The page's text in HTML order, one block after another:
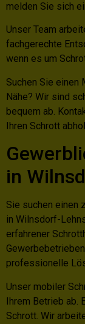
melden Sie sich
Unser Team
fachgerechte
wenn es um
Suchen Sie einen
Nähe? Wir sind
bequem ab.
Ihren Schrott
in
Sie suchen einen
in Wilnsdorf-
erfahrener
professionelle
Unser mobiler
Ihrem Betrieb ab.
Schrott. Wir